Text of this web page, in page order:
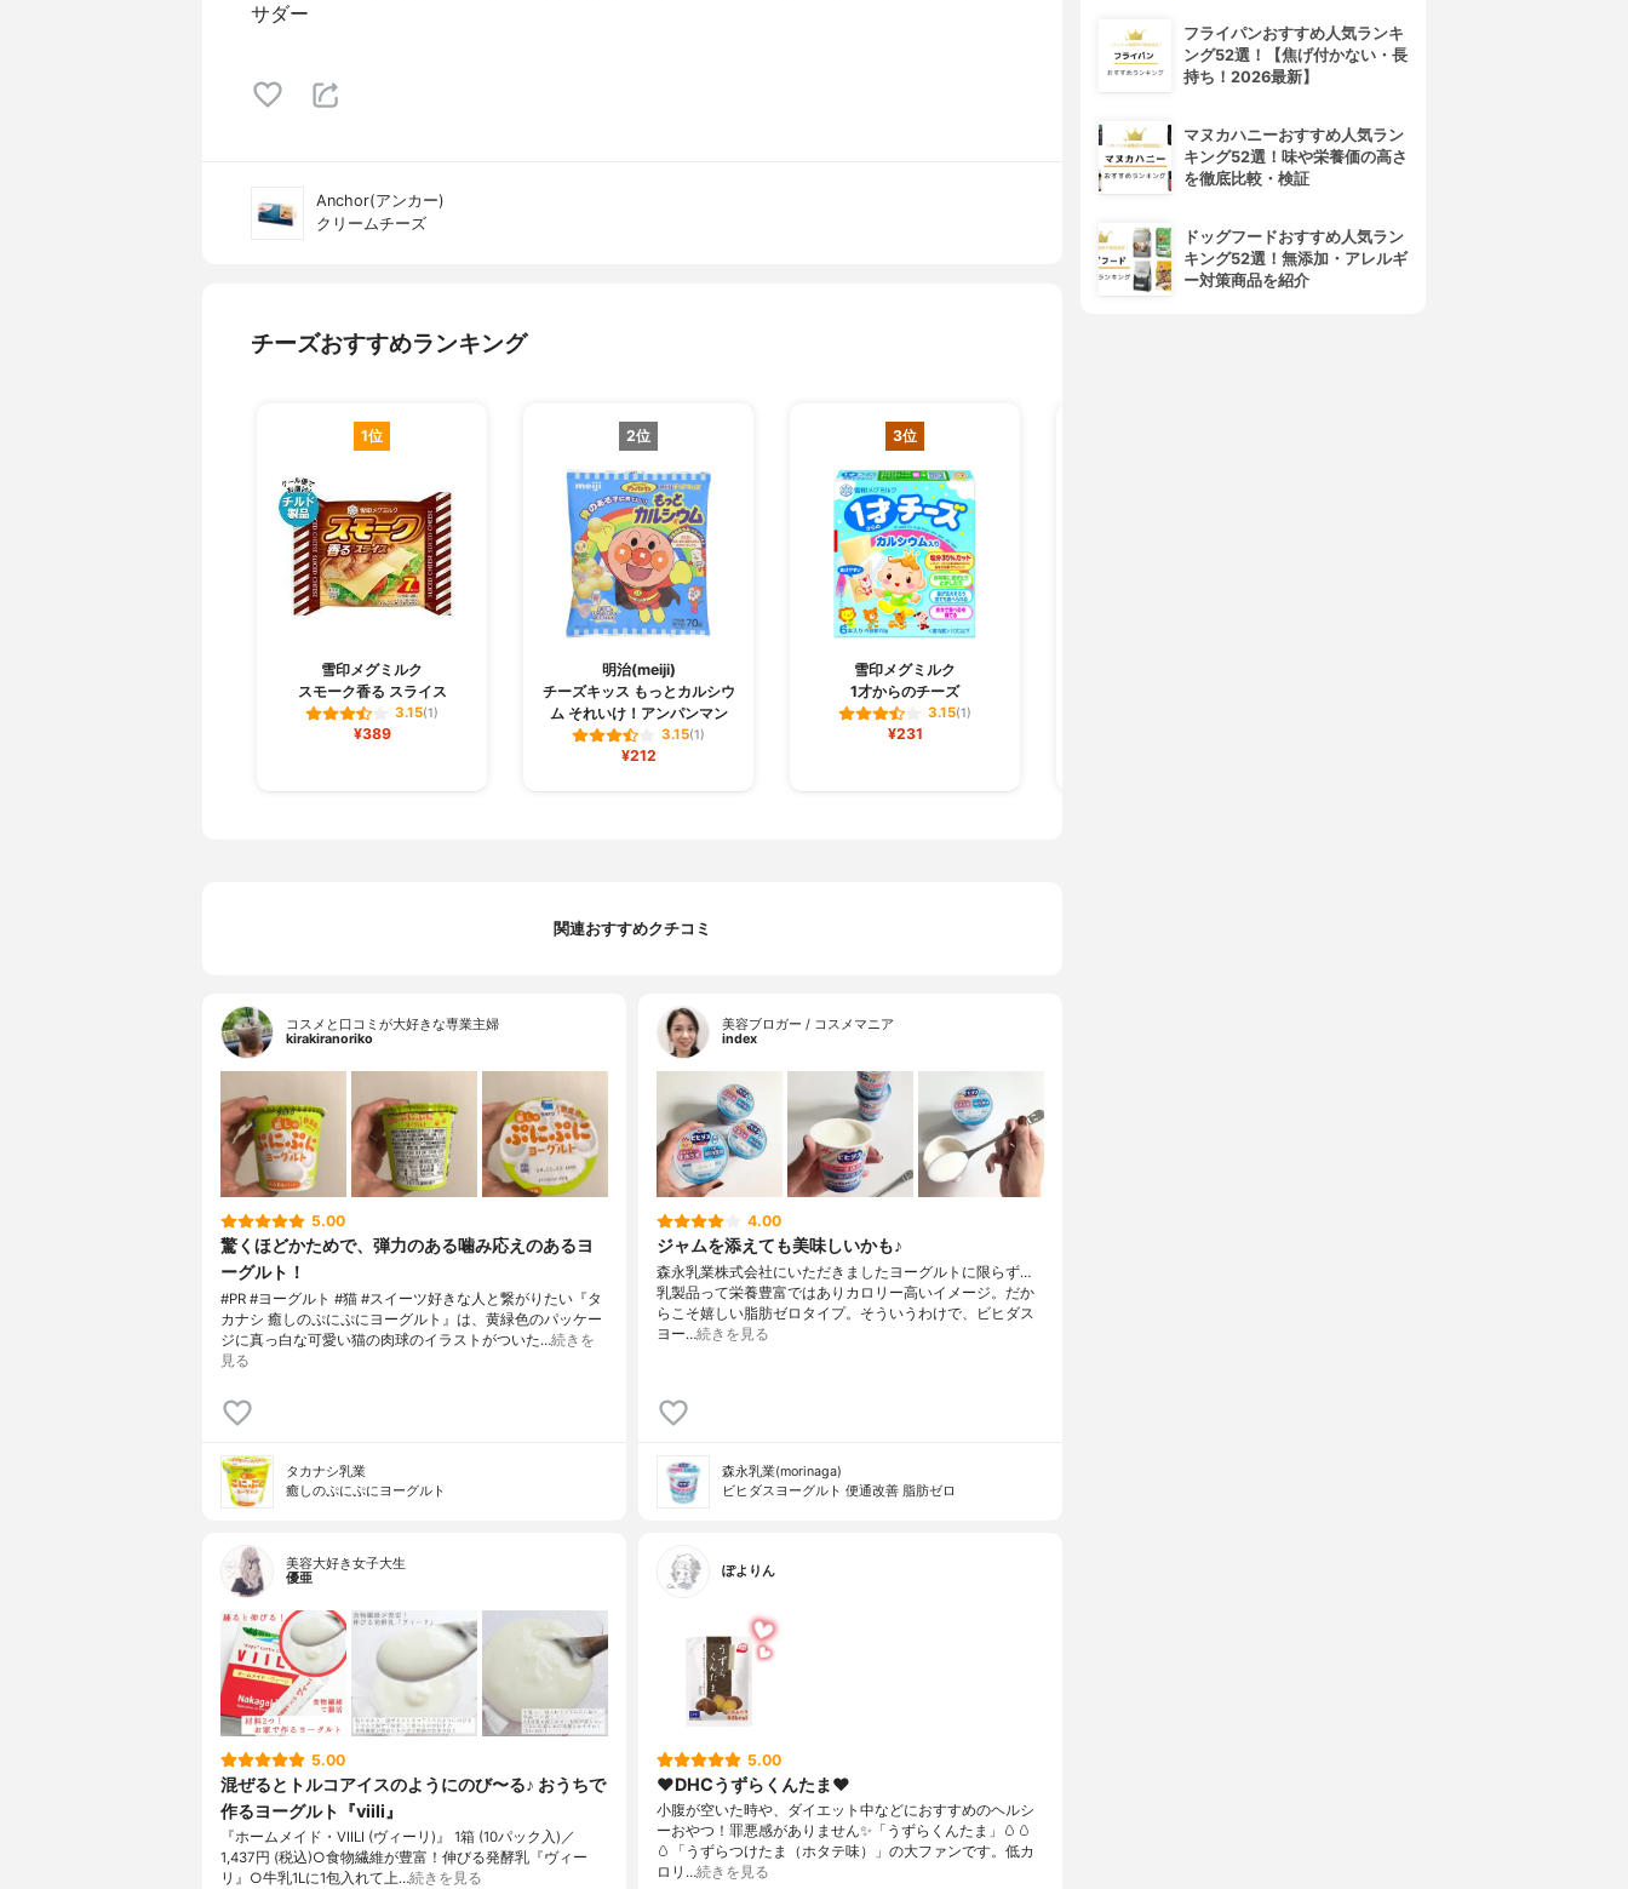
サダー
Anchor(アンカー)
クリームチーズ
チーズおすすめランキング
1位
雪印メグミルク
スモーク香る スライス
3.15(1)
¥389
2位
明治(meiji)
チーズキッス もっとカルシウ
ム それいけ！アンパンマン
3.15(1)
¥212
3位
雪印メグミルク
1才からのチーズ
3.15(1)
¥231
関連おすすめクチコミ
コスメと口コミが大好きな専業主婦
kirakiranoriko
5.00
驚くほどかためで、弾力のある噛み応えのあるヨ
ーグルト！
#PR #ヨーグルト #猫 #スイーツ好きな人と繋がりたい『タ
カナシ 癒しのぷにぷにヨーグルト』は、黄緑色のパッケー
ジに真っ白な可愛い猫の肉球のイラストがついた…続きを
見る
タカナシ乳業
癒しのぷにぷにヨーグルト
美容ブロガー / コスメマニア
index
4.00
ジャムを添えても美味しいかも♪
森永乳業株式会社にいただきましたヨーグルトに限らず…
乳製品って栄養豊富ではありカロリー高いイメージ。だか
らこそ嬉しい脂肪ゼロタイプ。そういうわけで、ビヒダス
ヨー…続きを見る
森永乳業(morinaga)
ビヒダスヨーグルト 便通改善 脂肪ゼロ
美容大好き女子大生
優亜
5.00
混ぜるとトルコアイスのようにのび〜る♪ おうちで
作るヨーグルト『viili』
『ホームメイド・VIILI (ヴィーリ)』 1箱 (10パック入)／
1,437円 (税込)○食物繊維が豊富！伸びる発酵乳『ヴィー
リ』○牛乳1Lに1包入れて上…続きを見る
ぽよりん
5.00
❤︎DHCうずらくんたま❤︎
小腹が空いた時や、ダイエット中などにおすすめのヘルシ
ーおやつ！罪悪感がありません✨「うずらくんたま」🥚🥚
🥚「うずらつけたま（ホタテ味）」の大ファンです。低カ
ロリ…続きを見る
フライパンおすすめ人気ランキ
ング52選！【焦げ付かない・長
持ち！2026最新】
マヌカハニーおすすめ人気ラン
キング52選！味や栄養価の高さ
を徹底比較・検証
ドッグフードおすすめ人気ラン
キング52選！無添加・アレルギ
ー対策商品を紹介